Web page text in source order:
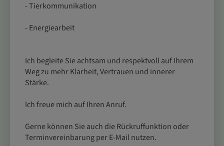
- Tierkommunikation
- Energiearbeit
Ich begleite Sie achtsam und respektvoll auf Ihrem
Weg zu mehr Klarheit, Vertrauen und innerer
Stärke.
Ich freue mich auf Ihren Anruf.
Gerne können Sie auch die Rückruffunktion oder
Terminvereinbarung per E-Mail nutzen.